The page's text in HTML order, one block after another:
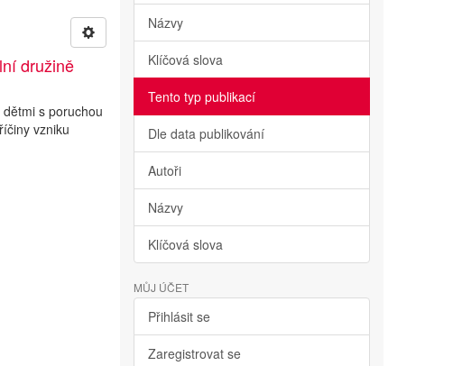
družině
s poruchou
vzniku
Názvy
Klíčová slova
Tento typ publikací
Dle data publikování
Autoři
Názvy
Klíčová slova
MŮJ ÚČET
Přihlásit se
Zaregistrovat se